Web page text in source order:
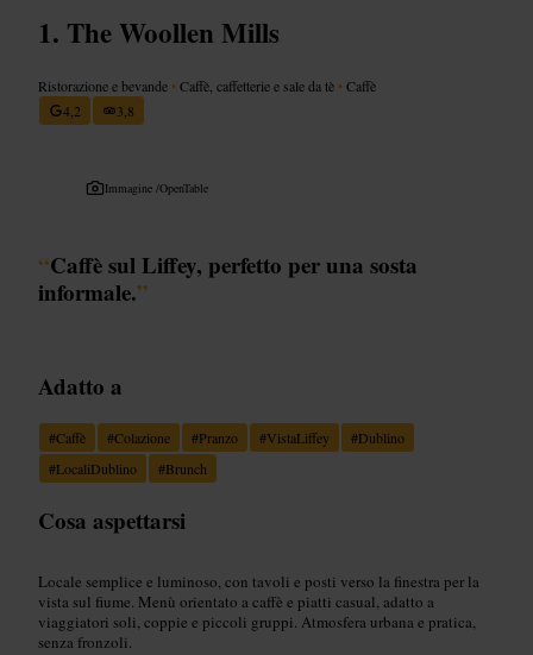
The Woollen Mills
Ristorazione e bevande •Caffè, caffetterie e sale da tè •Caffè
4,2
3,8
Immagine /OpenTable
“Caffè sul Liffey, perfetto per una sosta
informale.”
Adatto a
#Caffè #Colazione #Pranzo #VistaLiffey #Dublino
#LocaliDublino #Brunch
Cosa aspettarsi
Locale semplice e luminoso, con tavoli e posti verso la finestra per la
vista sul fiume. Menù orientato a caffè e piatti casual, adatto a
viaggiatori soli, coppie e piccoli gruppi. Atmosfera urbana e pratica,
senza fronzoli.